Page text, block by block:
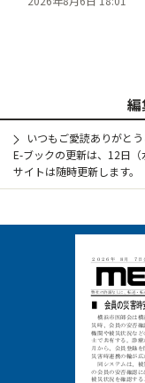
いつもご愛読ありがとう
E-ブックの更新は、12日
サイトは随時更新します。